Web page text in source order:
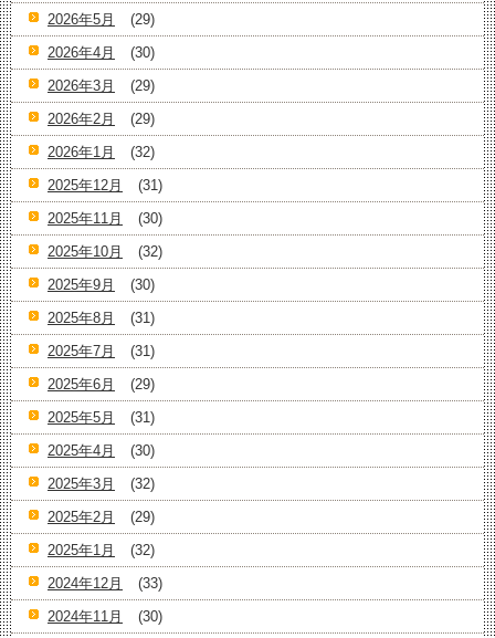
2026年5月
(29)
2026年4月
(30)
2026年3月
(29)
2026年2月
(29)
2026年1月
(32)
2025年12月
(31)
2025年11月
(30)
2025年10月
(32)
2025年9月
(30)
2025年8月
(31)
2025年7月
(31)
2025年6月
(29)
2025年5月
(31)
2025年4月
(30)
2025年3月
(32)
2025年2月
(29)
2025年1月
(32)
2024年12月
(33)
2024年11月
(30)